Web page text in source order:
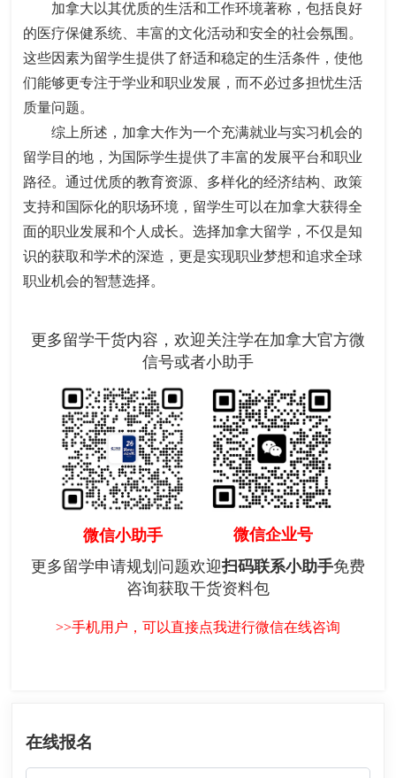
加拿大以其优质的生活和工作环境著称，包括良好
的医疗保健系统、丰富的文化活动和安全的社会氛围。
这些因素为留学生提供了舒适和稳定的生活条件，使他
们能够更专注于学业和职业发展，而不必过多担忧生活
质量问题。
综上所述，加拿大作为一个充满就业与实习机会的
留学目的地，为国际学生提供了丰富的发展平台和职业
路径。通过优质的教育资源、多样化的经济结构、政策
支持和国际化的职场环境，留学生可以在加拿大获得全
面的职业发展和个人成长。选择加拿大留学，不仅是知
识的获取和学术的深造，更是实现职业梦想和追求全球
职业机会的智慧选择。
更多留学干货内容，欢迎关注学在加拿大官方微
信号或者小助手
微信小助手
微信企业号
更多留学申请规划问题欢迎扫码联系小助手免费
咨询获取干货资料包
>>手机用户，可以直接点我进行微信在线咨询
在线报名